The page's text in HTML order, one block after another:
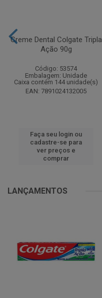
Creme Dental Colgate Tripla
Ação 90g
Código: 53574
Embalagem: Unidade
Caixa contém 144 unidade(s)
EAN: 7891024132005
Faça seu login ou
cadastre-se para
ver preços e
comprar
LANÇAMENTOS